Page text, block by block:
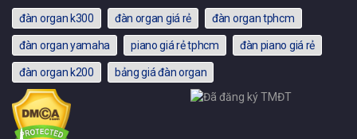
đàn organ k300 đàn organ giá rẻ đàn organ tphcm
đàn organ yamaha piano giá rẻ tphcm đàn piano giá rẻ
đàn organ k200 bảng giá đàn organ